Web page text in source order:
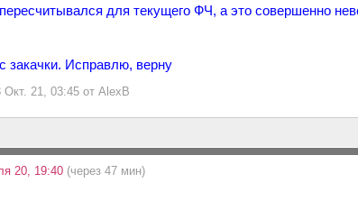
для текущего ФЧ, а это совершенно
закачки. Исправлю, верну
21, 03:45 от AlexB
20, 19:40 (через 47 мин)